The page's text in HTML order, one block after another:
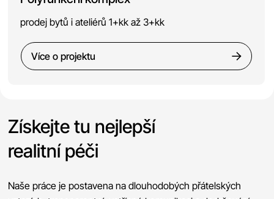
prodej bytů i ateliérů 1+kk až 3+kk
Více o projektu
Získejte tu nejlepší
realitní péči
Naše práce je postavena na dlouhodobých přátelských